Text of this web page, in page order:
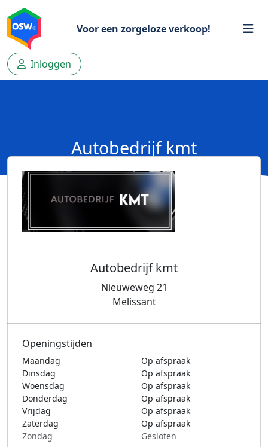
Voor een zorgeloze verkoop!
Inloggen
Autobedrijf kmt
Autobedrijf kmt
Nieuweweg 21
Melissant
Openingstijden
Maandag
Op afspraak
Dinsdag
Op afspraak
Woensdag
Op afspraak
Donderdag
Op afspraak
Vrijdag
Op afspraak
Zaterdag
Op afspraak
Zondag
Gesloten